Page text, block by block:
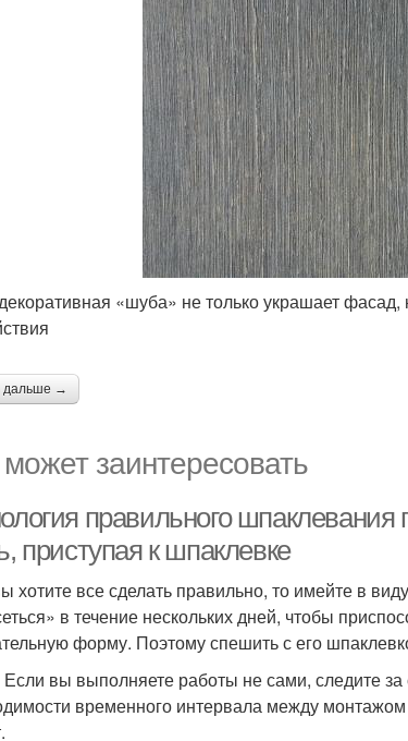
«шуба» не только украшает
дальше →
заинтересовать
правильного шпаклевания
приступая к шпаклевке
хотите все сделать правильно, то имейте в
в течение нескольких дней, чтобы
форму. Поэтому спешить с его
вы выполняете работы не сами, следите
временного интервала между